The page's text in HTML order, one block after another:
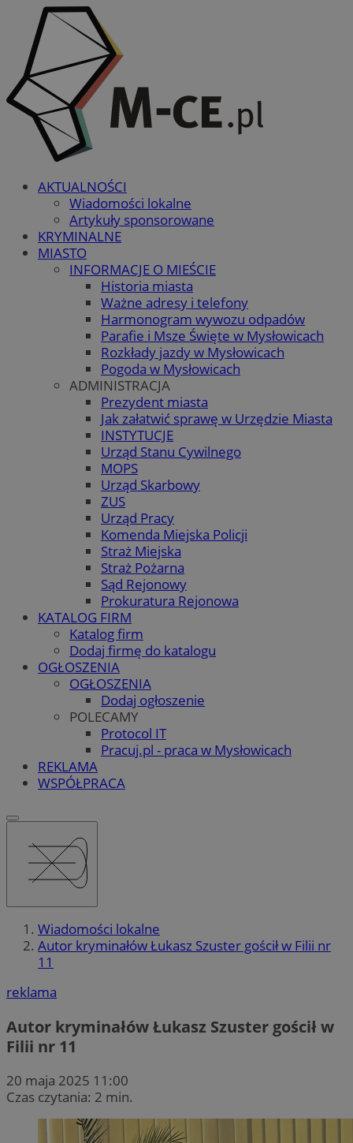
AKTUALNOŚCI
Wiadomości lokalne
Artykuły sponsorowane
KRYMINALNE
MIASTO
INFORMACJE O MIEŚCIE
Historia miasta
Ważne adresy i telefony
Harmonogram wywozu odpadów
Parafie i Msze Święte w Mysłowicach
Rozkłady jazdy w Mysłowicach
Pogoda w Mysłowicach
ADMINISTRACJA
Prezydent miasta
Jak załatwić sprawę w Urzędzie Miasta
INSTYTUCJE
Urząd Stanu Cywilnego
MOPS
Urząd Skarbowy
ZUS
Urząd Pracy
Komenda Miejska Policji
Straż Miejska
Straż Pożarna
Sąd Rejonowy
Prokuratura Rejonowa
KATALOG FIRM
Katalog firm
Dodaj firmę do katalogu
OGŁOSZENIA
OGŁOSZENIA
Dodaj ogłoszenie
POLECAMY
Protocol IT
Pracuj.pl - praca w Mysłowicach
REKLAMA
WSPÓŁPRACA
Wiadomości lokalne
Autor kryminałów Łukasz Szuster gościł w Filii nr
11
reklama
Autor kryminałów Łukasz Szuster gościł w
Filii nr 11
20 maja 2025 11:00
Czas czytania: 2 min.